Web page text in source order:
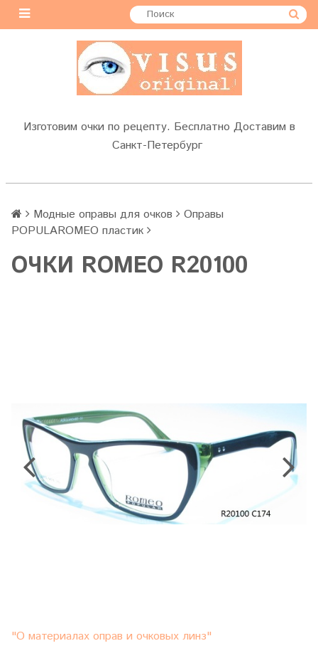
Изготовим очки по рецепту. Бесплатно Доставим в
Санкт-Петербург
Модные оправы для очков
Оправы
POPULAROMEO пластик
OЧКИ ROMEO R20100
"О материалах оправ и очковых линз"